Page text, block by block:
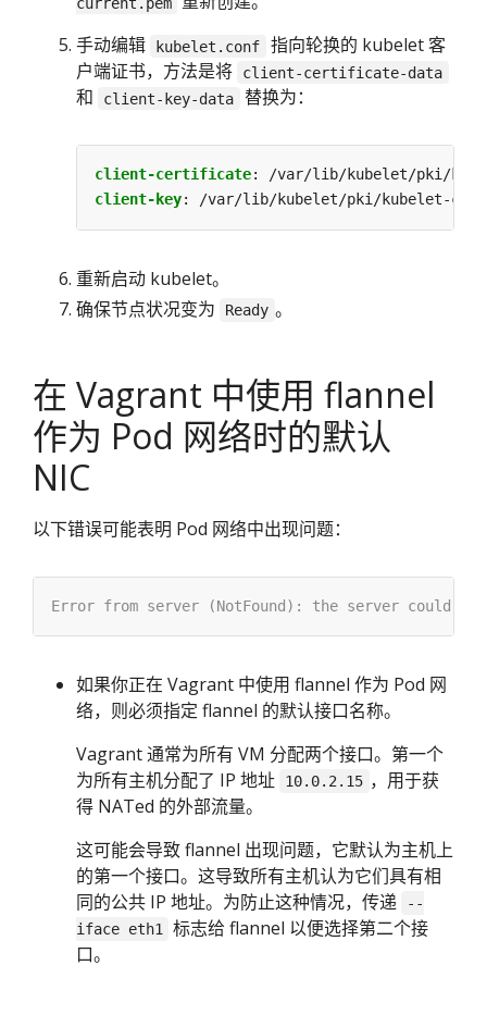
手动编辑
kubelet.conf
指向轮换的 kubelet 客
户端证书，方法是将
client-certificate-data
和 client-key-data 替换为：
client-certificate:
/var/lib/kubelet/pki/
client-key: /var/lib/kubelet/pki/kubelet-
重新启动 kubelet。
确保节点状况变为
Ready 。
在 Vagrant 中使用 flannel
作为 Pod 网络时的默认
NIC
以下错误可能表明 Pod 网络中出现问题：
如果你正在 Vagrant 中使用 flannel 作为 Pod 网
络，则必须指定 flannel 的默认接口名称。
Vagrant 通常为所有 VM 分配两个接口。第一个
为所有主机分配了 IP 地址
10.0.2.15 ，用于获
得 NATed 的外部流量。
这可能会导致 flannel 出现问题，它默认为主机上
的第一个接口。这导致所有主机认为它们具有相
同的公共 IP 地址。为防止这种情况，传递
--
iface eth1
标志给 flannel 以便选择第二个接
口。